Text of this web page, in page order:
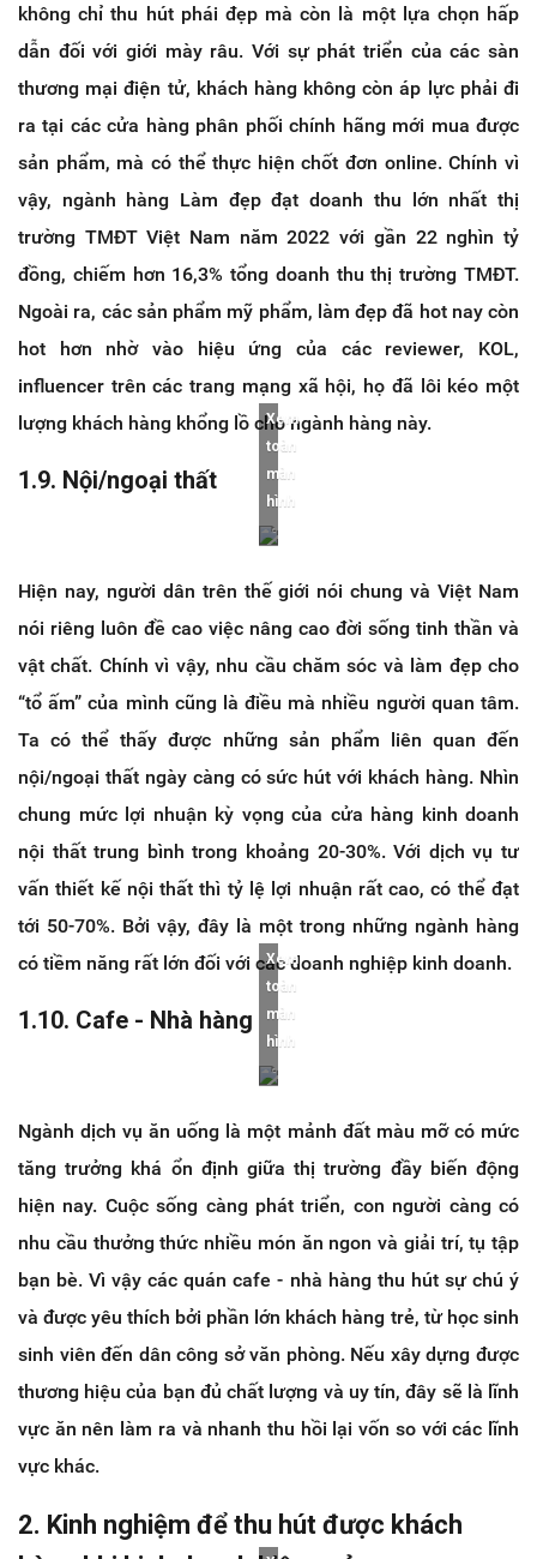
không chỉ thu hút phái đẹp mà còn là một lựa chọn hấp
dẫn đối với giới mày râu. Với sự phát triển của các sàn
thương mại điện tử, khách hàng không còn áp lực phải đi
ra tại các cửa hàng phân phối chính hãng mới mua được
sản phẩm, mà có thể thực hiện chốt đơn online. Chính vì
vậy, ngành hàng Làm đẹp đạt doanh thu lớn nhất thị
trường TMĐT Việt Nam năm 2022 với gần 22 nghìn tỷ
đồng, chiếm hơn 16,3% tổng doanh thu thị trường TMĐT.
Ngoài ra, các sản phẩm mỹ phẩm, làm đẹp đã hot nay còn
hot hơn nhờ vào hiệu ứng của các reviewer, KOL,
influencer trên các trang mạng xã hội, họ đã lôi kéo một
lượng khách hàng khổng lồ cho ngành hàng này.
1.9. Nội/ngoại thất
Xem
toàn
màn
hình
Hiện nay, người dân trên thế giới nói chung và Việt Nam
nói riêng luôn đề cao việc nâng cao đời sống tinh thần và
vật chất. Chính vì vậy, nhu cầu chăm sóc và làm đẹp cho
“tổ ấm” của mình cũng là điều mà nhiều người quan tâm.
Ta có thể thấy được những sản phẩm liên quan đến
nội/ngoại thất ngày càng có sức hút với khách hàng. Nhìn
chung mức lợi nhuận kỳ vọng của cửa hàng kinh doanh
nội thất trung bình trong khoảng 20-30%. Với dịch vụ tư
vấn thiết kế nội thất thì tỷ lệ lợi nhuận rất cao, có thể đạt
tới 50-70%. Bởi vậy, đây là một trong những ngành hàng
có tiềm năng rất lớn đối với các doanh nghiệp kinh doanh.
1.10. Cafe - Nhà hàng
Xem
toàn
màn
hình
Ngành dịch vụ ăn uống là một mảnh đất màu mỡ có mức
tăng trưởng khá ổn định giữa thị trường đầy biến động
hiện nay. Cuộc sống càng phát triển, con người càng có
nhu cầu thưởng thức nhiều món ăn ngon và giải trí, tụ tập
bạn bè. Vì vậy các quán cafe - nhà hàng thu hút sự chú ý
và được yêu thích bởi phần lớn khách hàng trẻ, từ học sinh
sinh viên đến dân công sở văn phòng. Nếu xây dựng được
thương hiệu của bạn đủ chất lượng và uy tín, đây sẽ là lĩnh
vực ăn nên làm ra và nhanh thu hồi lại vốn so với các lĩnh
vực khác.
2. Kinh nghiệm để thu hút được khách